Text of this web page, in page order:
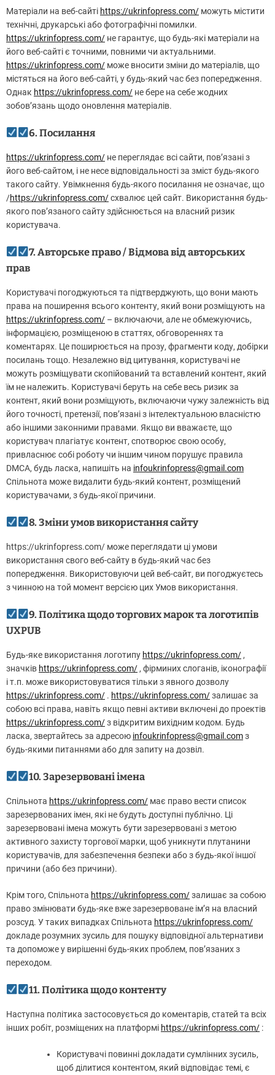
Матеріали на веб-сайті https://ukrinfopress.com/ можуть містити
технічні, друкарські або фотографічні помилки.
https://ukrinfopress.com/ не гарантує, що будь-які матеріали на
його веб-сайті є точними, повними чи актуальними.
https://ukrinfopress.com/ може вносити зміни до матеріалів, що
містяться на його веб-сайті, у будь-який час без попередження.
Однак https://ukrinfopress.com/ не бере на себе жодних
зобов’язань щодо оновлення матеріалів.
6. Посилання
https://ukrinfopress.com/ не переглядає всі сайти, пов’язані з
його веб-сайтом, і не несе відповідальності за зміст будь-якого
такого сайту. Увімкнення будь-якого посилання не означає, що
/https://ukrinfopress.com/схвалює цей сайт. Використання будь-
якого пов’язаного сайту здійснюється на власний ризик
користувача.
7. Авторське право / Відмова від авторських
прав
Користувачі погоджуються та підтверджують, що вони мають
права на поширення всього контенту, який вони розміщують на
https://ukrinfopress.com/ – включаючи, але не обмежуючись,
інформацією, розміщеною в статтях, обговореннях та
коментарях. Це поширюється на прозу, фрагменти коду, добірки
посилань тощо. Незалежно від цитування, користувачі не
можуть розміщувати скопійований та вставлений контент, який
їм не належить. Користувачі беруть на себе весь ризик за
контент, який вони розміщують, включаючи чужу залежність від
його точності, претензії, пов’язані з інтелектуальною власністю
або іншими законними правами. Якщо ви вважаєте, що
користувач плагіатує контент, спотворює свою особу,
привласнює собі роботу чи іншим чином порушує правила
DMCA, будь ласка, напишіть на infoukrinfopress@gmail.com
Спільнота може видалити будь-який контент, розміщений
користувачами, з будь-якої причини.
8. Зміни умов використання сайту
https://ukrinfopress.com/ може переглядати ці умови
використання свого веб-сайту в будь-який час без
попередження. Використовуючи цей веб-сайт, ви погоджуєтесь
з чинною на той момент версією цих Умов використання.
9. Політика щодо торгових марок та логотипів
UXPUB
Будь-яке використання логотипу https://ukrinfopress.com/ ,
значків https://ukrinfopress.com/ , фірминих слоганів, іконографії
і т.п. може використовуватися тільки з явного дозволу
https://ukrinfopress.com/ . https://ukrinfopress.com/залишає за
собою всі права, навіть якщо певні активи включені до проектів
https://ukrinfopress.com/з відкритим вихідним кодом. Будь
ласка, звертайтесь за адресою infoukrinfopress@gmail.comз
будь-якими питаннями або для запиту на дозвіл.
10. Зарезервовані імена
Спільнота https://ukrinfopress.com/ має право вести список
зарезервованих імен, які не будуть доступні публічно. Ці
зарезервовані імена можуть бути зарезервовані з метою
активного захисту торгової марки, щоб уникнути плутанини
користувачів, для забезпечення безпеки або з будь-якої іншої
причини (або без причини).
Крім того, Спільнота https://ukrinfopress.com/залишає за собою
право змінювати будь-яке вже зарезервоване ім’я на власний
розсуд. У таких випадках Спільнота https://ukrinfopress.com/
докладе розумних зусиль для пошуку відповідної альтернативи
та допоможе у вирішенні будь-яких проблем, пов’язаних з
переходом.
11. Політика щодо контенту
Наступна політика застосовується до коментарів, статей та всіх
інших робіт, розміщених на платформі https://ukrinfopress.com/ :
Користувачі повинні докладати сумлінних зусиль,
щоб ділитися контентом, який відповідає темі, є